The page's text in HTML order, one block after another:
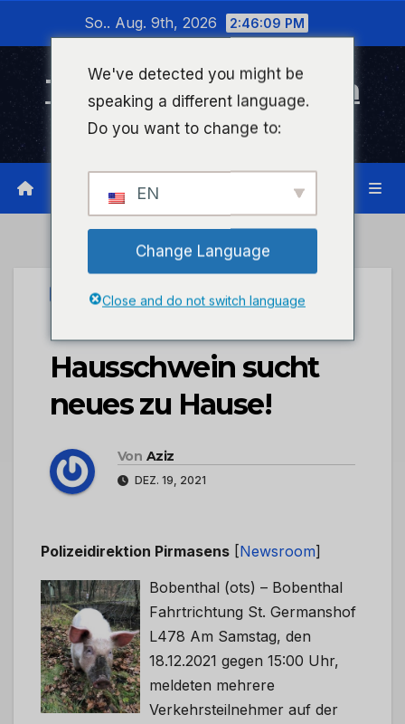
wechseln
So.. Aug. 9th, 2026 2:46:09 PM
Timeline Bad Kreuznach
Infonetzwerk für Bad Kreuznach
UNCATEGORIZED
POL-PDPS:
Hausschwein sucht
neues zu Hause!
Von Aziz
DEZ. 19, 2021
Polizeidirektion Pirmasens [Newsroom]
Bobenthal (ots) – Bobenthal
Fahrtrichtung St. Germanshof
L478 Am Samstag, den
18.12.2021 gegen 15:00 Uhr,
meldeten mehrere
Verkehrsteilnehmer auf der
We've detected you might be
speaking a different language.
Do you want to change to:
EN
Change Language
Close and do not switch language